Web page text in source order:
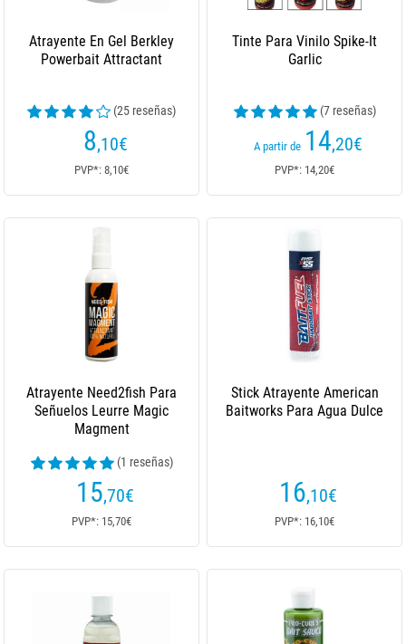
Atrayente En Gel Berkley
Powerbait Attractant
(25 reseñas)
8,10€
PVP*: 8,10€
Tinte Para Vinilo Spike-It
Garlic
(7 reseñas)
A partir de 14,20€
PVP*: 14,20€
Atrayente Need2fish Para
Señuelos Leurre Magic
Magment
(1 reseñas)
15,70€
PVP*: 15,70€
Stick Atrayente American
Baitworks Para Agua Dulce
16,10€
PVP*: 16,10€